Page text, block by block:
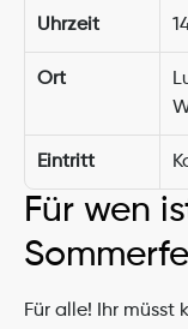
Uhrzeit
Ort
Eintritt
Für wen
Für alle! Ihr müsst